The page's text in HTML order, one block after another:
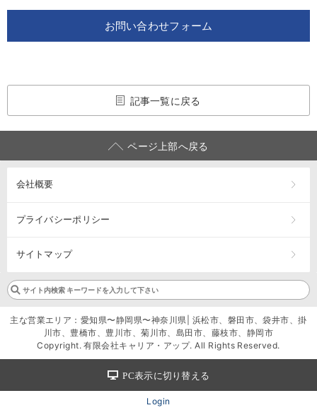
お問い合わせフォーム
記事一覧に戻る
ページ上部へ戻る
会社概要
プライバシーポリシー
サイトマップ
主な営業エリア：愛知県〜静岡県〜神奈川県| 浜松市、磐田市、袋井市、掛
川市、豊橋市、豊川市、菊川市、島田市、藤枝市、静岡市
Copyright. 有限会社キャリア・アップ. All Rights Reserved.
PC表示に切り替える
Login